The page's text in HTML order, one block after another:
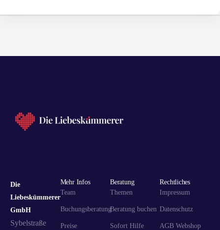
Die
Liebeskümmerer
GmbH
Sybelstraße
Mehr Infos
Team
Buchungsberatung
Preise
Beratung
Themen
Beratung buchen
Sofort Hilfe
Rechtliches
Impressum
Datenschutz
AGB Webshop